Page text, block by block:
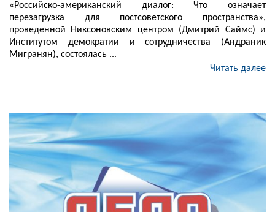
«Российско-американский диалог: Что означает
перезагрузка для постсоветского пространства»,
проведенной Никсоновским центром (Дмитрий Саймс) и
Институтом демократии и сотрудничества (Андраник
Мигранян), состоялась ...
Читать далее